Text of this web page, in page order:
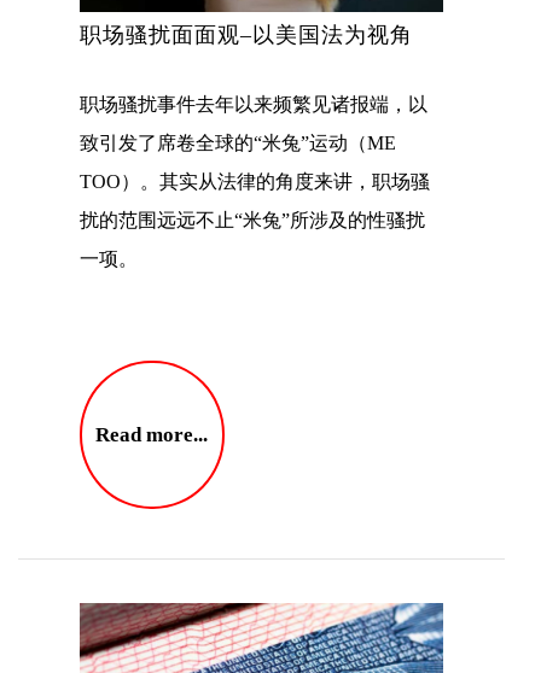
职场骚扰面面观–以美国法为视角
职场骚扰事件去年以来频繁见诸报端，以
致引发了席卷全球的“米兔”运动（ME
TOO）。其实从法律的角度来讲，职场骚
扰的范围远远不止“米兔”所涉及的性骚扰
一项。
Read more...